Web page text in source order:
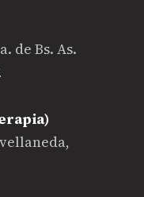
de Bs. As.